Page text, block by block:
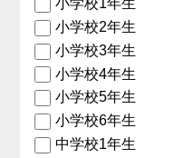
小学校1年生
小学校2年生
小学校3年生
小学校4年生
小学校5年生
小学校6年生
中学校1年生